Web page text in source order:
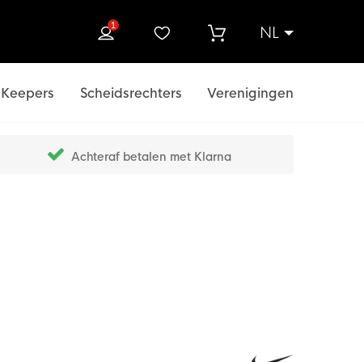
NL
1
Keepers Scheidsrechters Verenigingen
Achteraf betalen met Klarna